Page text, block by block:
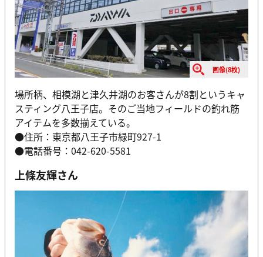
画像(8枚)
場所柄、相模湖と津久井湖のお客さんが8割というキャ
スティング八王子店。そのご当地フィールドの釣れ筋
アイテムを多数揃えている。
●住所：東京都八王子市緑町927-1
●電話番号：042-620-5581
上條友輝さん